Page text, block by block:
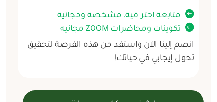
متابعة احترافية، مشخصة ومجانية
تكوينات ومحاضرات ZOOM مجانيه
انضم إلينا الآن واستفد من هذه الفرصة لتحقيق
تحول إيجابي في حياتك!